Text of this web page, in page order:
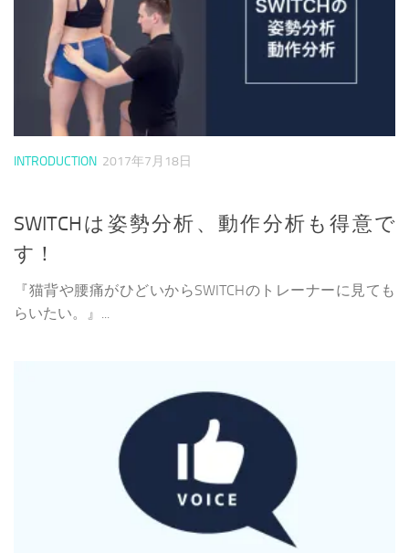
INTRODUCTION 2017年7月18日
SWITCHは姿勢分析、動作分析も得意で
す！
『猫背や腰痛がひどいからSWITCHのトレーナーに見ても
らいたい。』...